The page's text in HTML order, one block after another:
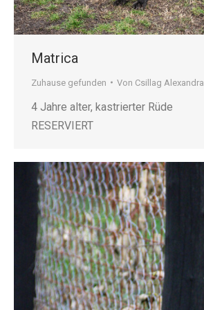
Matrica
Zuhause gefunden Von Csillag Alexandra
4 Jahre alter, kastrierter Rüde
RESERVIERT